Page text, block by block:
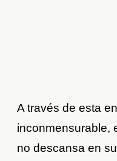
A través de esta
inconmensurable,
no descansa en